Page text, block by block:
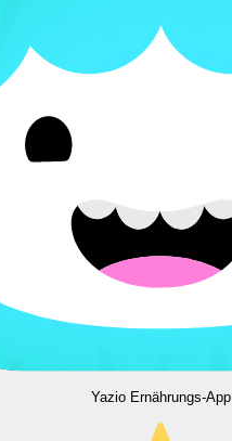
Yazio Ernährungs-App